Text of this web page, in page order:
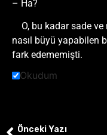
– Ha?
O, bu kadar sade
nasıl büyü yapabilen
fark edememişti.
Okudum
Önceki Yazı